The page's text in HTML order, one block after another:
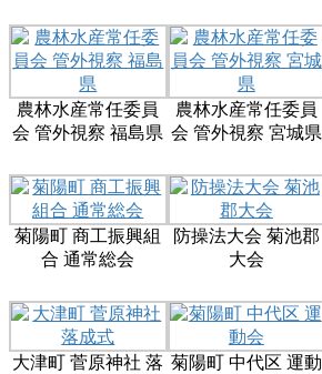
農林水産常任委員
会 管外視察 福島県
農林水産常任委員
会 管外視察 宮城県
菊陽町 商工振興組
合 通常総会
防操法大会 菊池郡
大会
大津町 菅原神社 落 菊陽町 中代区 運動